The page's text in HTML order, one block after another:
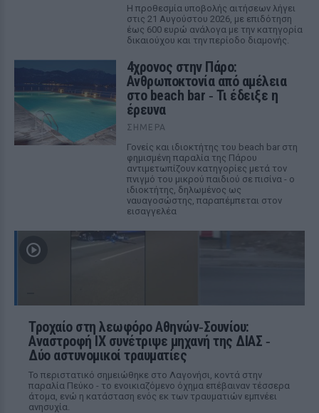
Η προθεσμία υποβολής αιτήσεων λήγει
στις 21 Αυγούστου 2026, με επιδότηση
έως 600 ευρώ ανάλογα με την κατηγορία
δικαιούχου και την περίοδο διαμονής.
4χρονος στην Πάρο:
Ανθρωποκτονία από αμέλεια
στο beach bar ‑ Τι έδειξε η
έρευνα
ΣΉΜΕΡΑ
Γονείς και ιδιοκτήτης του beach bar στη
φημισμένη παραλία της Πάρου
αντιμετωπίζουν κατηγορίες μετά τον
πνιγμό του μικρού παιδιού σε πισίνα - ο
ιδιοκτήτης, δηλωμένος ως
ναυαγοσώστης, παραπέμπεται στον
εισαγγελέα
Τροχαίο στη λεωφόρο Αθηνών‑Σουνίου:
Αναστροφή ΙΧ συνέτριψε μηχανή της ΔΙΑΣ ‑
Δύο αστυνομικοί τραυματίες
Το περιστατικό σημειώθηκε στο Λαγονήσι, κοντά στην
παραλία Πεύκο - το ενοικιαζόμενο όχημα επέβαιναν τέσσερα
άτομα, ενώ η κατάσταση ενός εκ των τραυματιών εμπνέει
ανησυχία.